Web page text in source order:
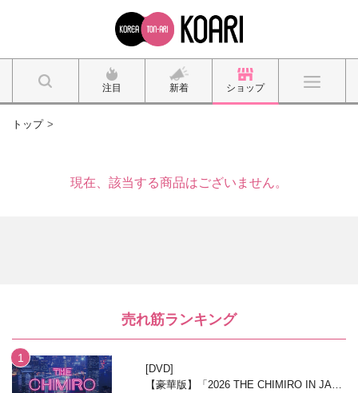
注目 新着 ショップ
トップ
現在、該当する商品はございません。
売れ筋ランキング
DVD
【豪華版】「2026 THE CHIMIRO IN JAPA